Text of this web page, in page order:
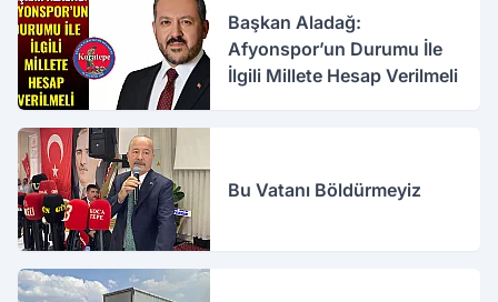
Başkan Aladağ:
Afyonspor’un Durumu İle
İlgili Millete Hesap Verilmeli
Bu Vatanı Böldürmeyiz